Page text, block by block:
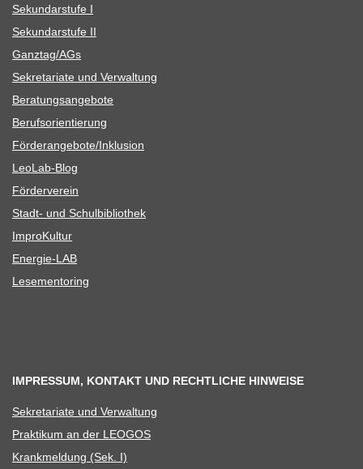
Sekun­dar­stufe I
Sekun­dar­stufe II
Ganztag/​​AGs
Sekre­ta­riate und Verwaltung
Bera­tungs­an­ge­bote
Berufs­ori­en­tie­rung
Förderangebote/​​Inklusion
Leo­Lab-Blog
För­der­ver­ein
Stadt- und Schulbibliothek
Impro­Kul­tur
Ener­­gie-LAB
Lese­men­to­ring
IMPRESSUM, KONTAKT UND RECHTLICHE HINWEISE
Sekre­ta­riate und Verwaltung
Prak­ti­kum an der LEOGOS
Krank­mel­dung (Sek. I)